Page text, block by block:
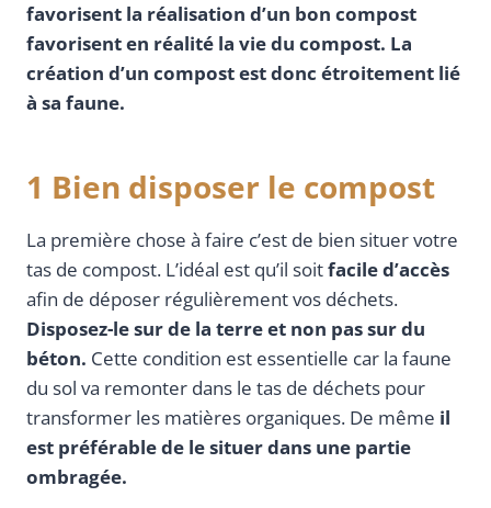
favorisent la réalisation d’un bon compost
favorisent en réalité la vie du compost. La
création d’un compost est donc étroitement lié
à sa faune.
1 Bien disposer le compost
La première chose à faire c’est de bien situer votre
tas de compost. L’idéal est qu’il soitfacile d’accès
afin de déposer régulièrement vos déchets.
Disposez-le sur de la terre et non pas sur du
béton. Cette condition est essentielle car la faune
du sol va remonter dans le tas de déchets pour
transformer les matières organiques. De même il
est préférable de le situer dans une partie
ombragée.